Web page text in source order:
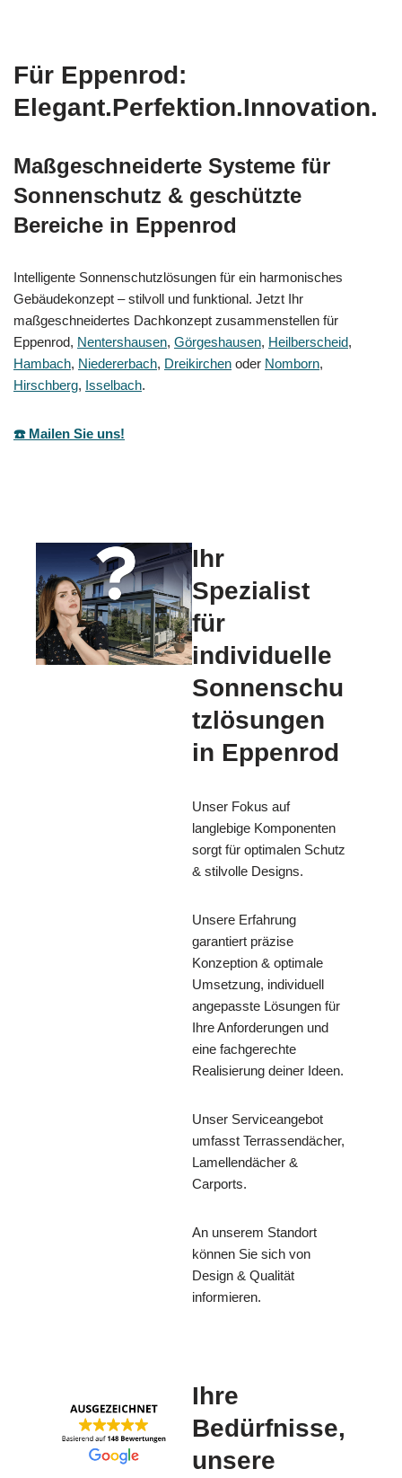
Für Eppenrod:
Elegant.Perfektion.Innovation.
Maßgeschneiderte Systeme für
Sonnenschutz & geschützte
Bereiche in Eppenrod
Intelligente Sonnenschutzlösungen für ein harmonisches
Gebäudekonzept – stilvoll und funktional. Jetzt Ihr
maßgeschneidertes Dachkonzept zusammenstellen für
Eppenrod, Nentershausen, Görgeshausen, Heilberscheid,
Hambach, Niedererbach, Dreikirchen oder Nomborn,
Hirschberg, Isselbach.
☎️ Mailen Sie uns!
Ihr
Spezialist
für
individuelle
Sonnenschu
tzlösungen
in Eppenrod
Unser Fokus auf
langlebige Komponenten
sorgt für optimalen Schutz
& stilvolle Designs.
Unsere Erfahrung
garantiert präzise
Konzeption & optimale
Umsetzung, individuell
angepasste Lösungen für
Ihre Anforderungen und
eine fachgerechte
Realisierung deiner Ideen.
Unser Serviceangebot
umfasst Terrassendächer,
Lamellendächer &
Carports.
An unserem Standort
können Sie sich von
Design & Qualität
informieren.
Ihre
Bedürfnisse,
unsere